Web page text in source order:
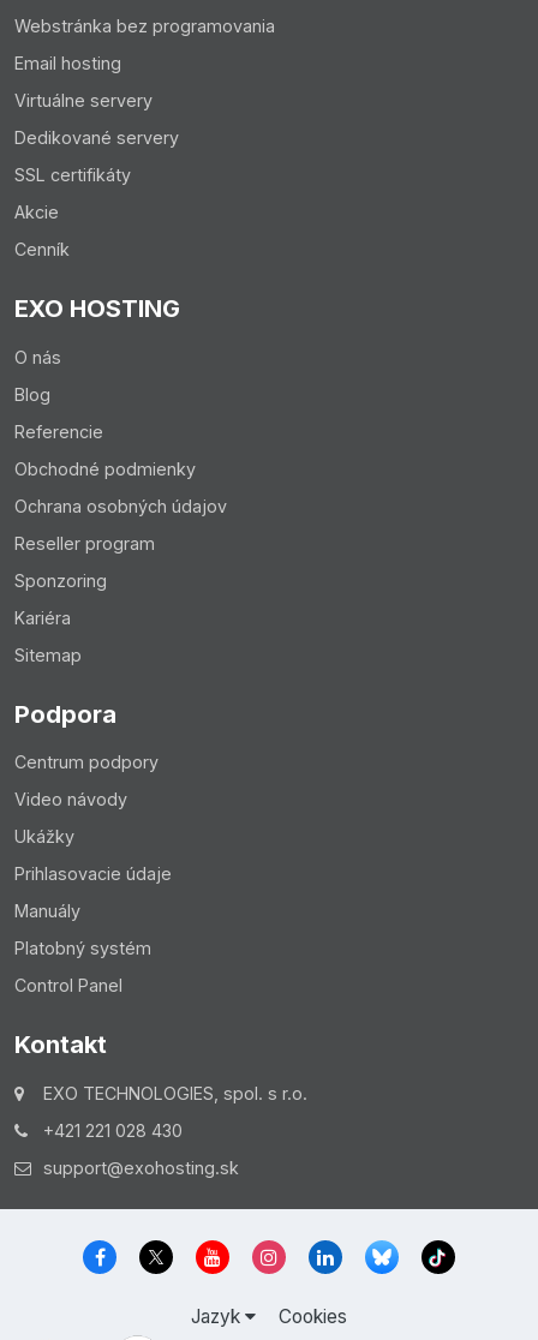
Webstránka bez programovania
Email hosting
Virtuálne servery
Dedikované servery
SSL certifikáty
Akcie
Cenník
EXO HOSTING
O nás
Blog
Referencie
Obchodné podmienky
Ochrana osobných údajov
Reseller program
Sponzoring
Kariéra
Sitemap
Podpora
Centrum podpory
Video návody
Ukážky
Prihlasovacie údaje
Manuály
Platobný systém
Control Panel
Kontakt
EXO TECHNOLOGIES, spol. s r.o.
+421 221 028 430
support@exohosting.sk
Jazyk Cookies